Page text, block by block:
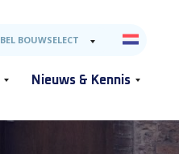
BEL BOUWSELECT
Nieuws & Kennis